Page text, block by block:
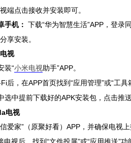
端点击接收并安装即可。
手机： 下载“华为智慧生活”APP，登录
享安装。
视
装“小米电视助手”APP。
后，在APP首页找到“应用管理”或“工具
选中提前下载好的APK安装包，点击推
电视
爱家”（原聚好看）APP，并确保电视上